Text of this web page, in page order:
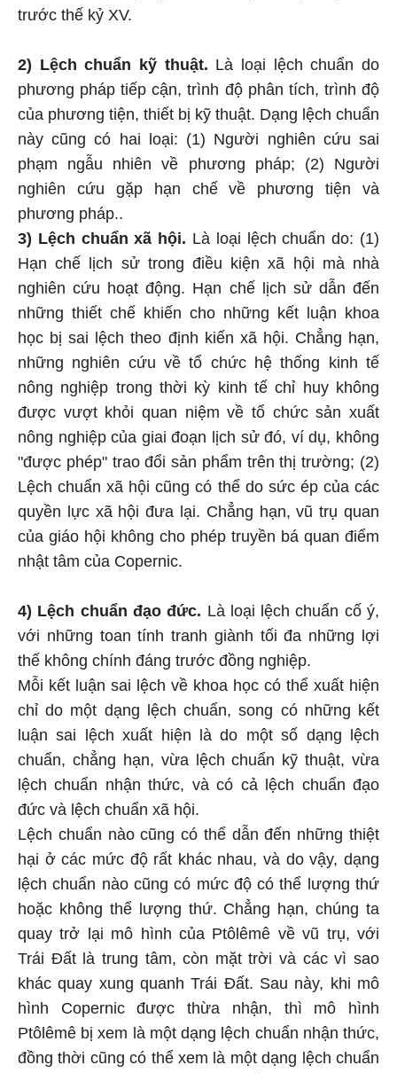
trước thế kỷ XV.
2) Lệch chuẩn kỹ thuật. Là loại lệch chuẩn do
phương pháp tiếp cận, trình độ phân tích, trình độ
của phương tiện, thiết bị kỹ thuật. Dạng lệch chuẩn
này cũng có hai loại: (1) Người nghiên cứu sai
phạm ngẫu nhiên về phương pháp; (2) Người
nghiên cứu gặp hạn chế về phương tiện và
phương pháp..
3) Lệch chuẩn xã hội. Là loại lệch chuẩn do: (1)
Hạn chế lịch sử trong điều kiện xã hội mà nhà
nghiên cứu hoạt động. Hạn chế lịch sử dẫn đến
những thiết chế khiến cho những kết luận khoa
học bị sai lệch theo định kiến xã hội. Chẳng hạn,
những nghiên cứu về tổ chức hệ thống kinh tế
nông nghiệp trong thời kỳ kinh tế chỉ huy không
được vượt khỏi quan niệm về tổ chức sản xuất
nông nghiệp của giai đoạn lịch sử đó, ví dụ, không
"được phép" trao đổi sản phẩm trên thị trường; (2)
Lệch chuẩn xã hội cũng có thể do sức ép của các
quyền lực xã hội đưa lại. Chẳng hạn, vũ trụ quan
của giáo hội không cho phép truyền bá quan điểm
nhật tâm của Copernic.
4) Lệch chuẩn đạo đức. Là loại lệch chuẩn cố ý,
với những toan tính tranh giành tối đa những lợi
thế không chính đáng trước đồng nghiệp.
Mỗi kết luận sai lệch về khoa học có thể xuất hiện
chỉ do một dạng lệch chuẩn, song có những kết
luận sai lệch xuất hiện là do một số dạng lệch
chuẩn, chẳng hạn, vừa lệch chuẩn kỹ thuật, vừa
lệch chuẩn nhận thức, và có cả lệch chuẩn đạo
đức và lệch chuẩn xã hội.
Lệch chuẩn nào cũng có thể dẫn đến những thiệt
hại ở các mức độ rất khác nhau, và do vậy, dạng
lệch chuẩn nào cũng có mức độ có thể lượng thứ
hoặc không thể lượng thứ. Chẳng hạn, chúng ta
quay trở lại mô hình của Ptôlêmê về vũ trụ, với
Trái Đất là trung tâm, còn mặt trời và các vì sao
khác quay xung quanh Trái Đất. Sau này, khi mô
hình Copernic được thừa nhận, thì mô hình
Ptôlêmê bị xem là một dạng lệch chuẩn nhận thức,
đồng thời cũng có thể xem là một dạng lệch chuẩn